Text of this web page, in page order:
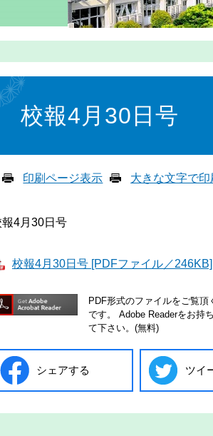
校報4月30日号
印刷ページ表示 大きな文字で
報4月30日号
校報4月30日号 [PDFファイル／246KB]
PDF形式のファイルをご覧
です。
Adobe Readerをお持
て下さい。(無料)
シェアする ツイ